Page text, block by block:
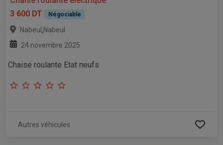
3 600 DT
Négociable
Nabeul ,Nabeul
24 novembre 2025
Chaise roulante Etat neufs
Autres véhicules